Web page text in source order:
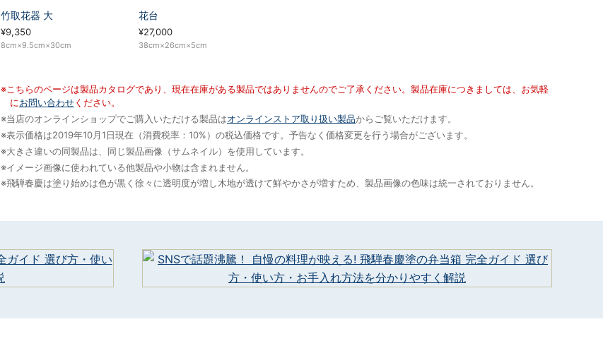
竹取花器 大
¥9,350
8cm×9.5cm×30cm
花台
¥27,000
38cm×26cm×5cm
※こちらのページは製品カタログであり、現在在庫がある製品ではありませんのでご了承ください。製品在庫につきましては、お気軽
にお問い合わせください。
※当店のオンラインショップでご購入いただける製品はオンラインストア取り扱い製品からご覧いただけます。
※表示価格は2019年10月1日現在（消費税率：10%）の税込価格です。予告なく価格変更を行う場合がございます。
※大きさ違いの同製品は、同じ製品画像（サムネイル）を使用しています。
※イメージ画像に使われている他製品や小物は含まれません。
※飛騨春慶は塗り始めは色が黒く徐々に透明度が増し木地が透けて鮮やかさが増すため、製品画像の色味は統一されておりません。